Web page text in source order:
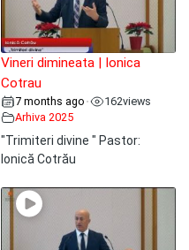
Vineri dimineata | Ionica
Cotrau
7 months ago • 162views
Arhiva 2025
"Trimiteri divine " Pastor:
Ionică Cotrău